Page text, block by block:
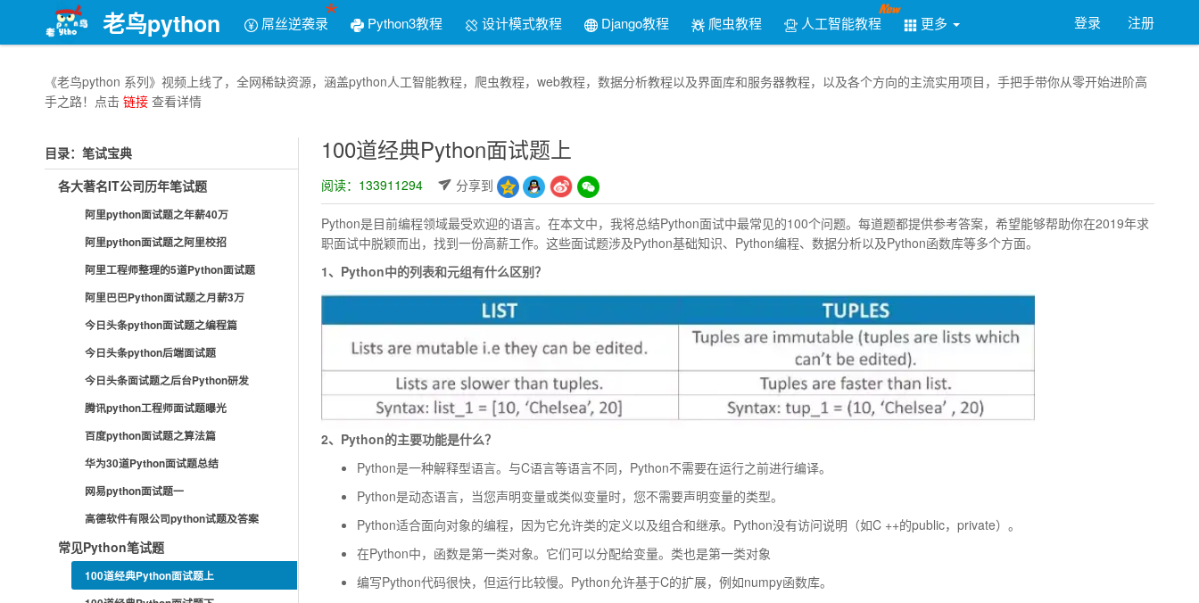
老鸟python 屌丝逆袭录 Python3教程 设计模式教程 Django教程 爬虫教程 人工智能教程 更多 登录 注册
《老鸟python 系列》视频上线了，全网稀缺资源，涵盖python人工智能教程，爬虫教程，web教程，数据分析教程以及界面库和服务器教程，以及各个方向的主流实用项目，手把手带你从零开始进阶高
手之路！点击 链接 查看详情
目录：笔试宝典
各大著名IT公司历年笔试题
阿里python面试题之年薪40万
阿里python面试题之阿里校招
阿里工程师整理的5道Python面试题
阿里巴巴Python面试题之月薪3万
今日头条python面试题之编程篇
今日头条python后端面试题
今日头条面试题之后台Python研发
腾讯python工程师面试题曝光
百度python面试题之算法篇
华为30道Python面试题总结
网易python面试题一
高德软件有限公司python试题及答案
常见Python笔试题
100道经典Python面试题上
100道经典Python面试题上
阅读：133911294 分享到
Python是目前编程领域最受欢迎的语言。在本文中，我将总结Python面试中最常见的100个问题。每道题都提供参考答案，希望能够帮助你在2019年求
职面试中脱颖而出，找到一份高薪工作。这些面试题涉及Python基础知识、Python编程、数据分析以及Python函数库等多个方面。
1、Python中的列表和元组有什么区别？
2、Python的主要功能是什么？
Python是一种解释型语言。与C语言等语言不同，Python不需要在运行之前进行编译。
Python是动态语言，当您声明变量或类似变量时，您不需要声明变量的类型。
Python适合面向对象的编程，因为它允许类的定义以及组合和继承。Python没有访问说明（如C ++的public，private）。
在Python中，函数是第一类对象。它们可以分配给变量。类也是第一类对象
编写Python代码很快，但运行比较慢。Python允许基于C的扩展，例如numpy函数库。